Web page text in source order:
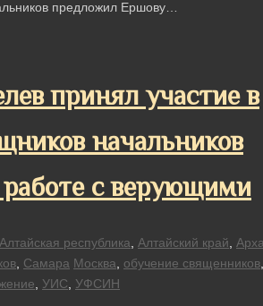
предложил Ершову…
принял участие в
начальников
с верующими
Алтайская республика Алтайский край
Самара Москва обучение священников
УИС УФСИН